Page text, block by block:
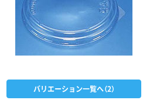
バリエーション一覧へ（2）